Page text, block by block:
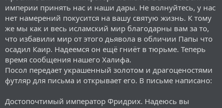
империи принять нас и наши дары. Не волнуйтесь, у нас
нет намерений покусится на вашу святую жизнь. К тому
же мы как и весь исламский мир благодарны вам за то,
что избавили мир от этого дьявола в обличии Папы что
осадил Каир. Надеемся он ещё гниёт в тюрьме. Теперь
время сообщения нашего Халифа.
Посол передает украшенный золотом и драгоценостями
футляр для письма и открывает его. В письме написано:
Достопочтимый император Фридрих. Надеюсь вы